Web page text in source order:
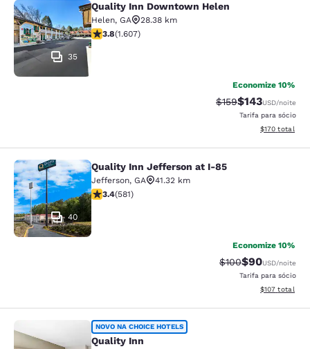
Quality Inn Downtown Helen
35
Quality Inn Downtown Helen
Helen, GA
28.38 km
classificação 3.79 estrelas. Bom. 1607 avaliações
3.8(1.607)
Economize 10%
Tarifa anterior
$159Tarifa com
$143USD/noite
Tarifa para sócio
Exibir
$170 total
Quality Inn Jefferson at I-85
40
Quality Inn Jefferson at I-85
Jefferson, GA
41.32 km
classificação 3.42 estrelas. Bom. 581 avaliações
3.4(581)
Economize 10%
Tarifa anterior
$100Tarifa com
$90USD/noite
Tarifa para sócio
Exibir
$107 total
Quality InnNOVO NA CHOICE HOTELS
Quality Inn